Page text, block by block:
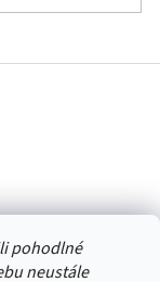
pohodlné
neustále